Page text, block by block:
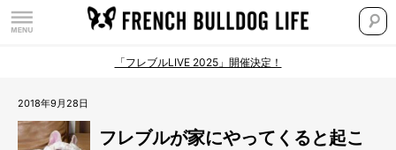
「フレブルLIVE 2025」開催決定！
2018年9月28日
フレブルが家にやってくると起こ